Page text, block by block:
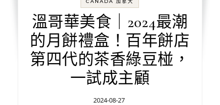
溫哥華美食｜2024最潮
的月餅禮盒！百年餅店
第四代的茶香綠豆椪，
一試成主顧
2024-08-27